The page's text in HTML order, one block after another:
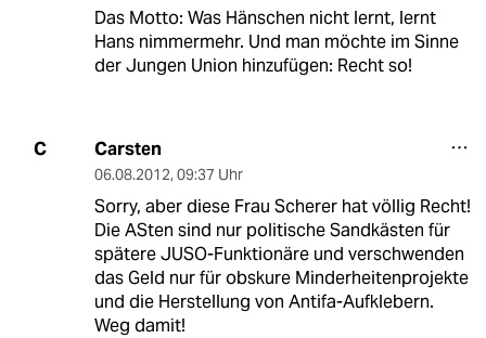
Das Motto: Was Hänschen nicht lernt, lernt
Hans nimmermehr. Und man möchte im Sinne
der Jungen Union hinzufügen: Recht so!
C Carsten
06.08.2012, 09:37 Uhr
Sorry, aber diese Frau Scherer hat völlig Recht!
Die ASten sind nur politische Sandkästen für
spätere JUSO-Funktionäre und verschwenden
das Geld nur für obskure Minderheitenprojekte
und die Herstellung von Antifa-Aufklebern.
Weg damit!